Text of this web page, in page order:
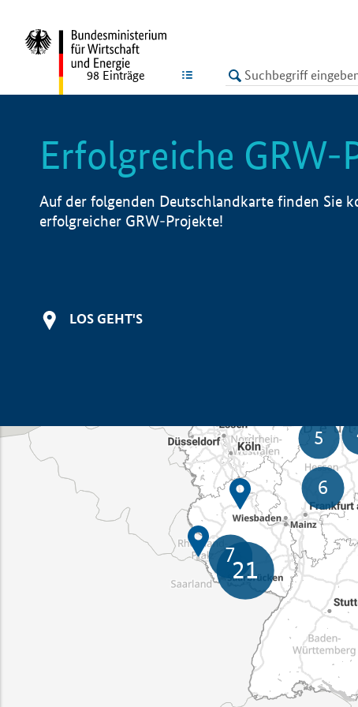
LISTE
98 Einträge
Erfolgreiche GRW-
Auf der folgenden Deutschlandkarte finden Sie
erfolgreicher GRW-Projekte!
LOS GEHT'S